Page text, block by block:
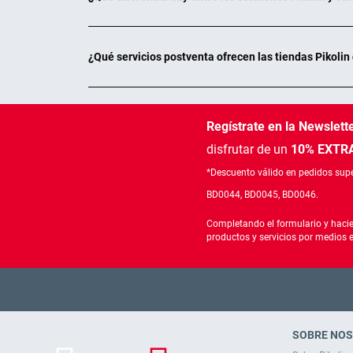
¿Qué servicios postventa ofrecen las tiendas
Regístrate en la
disfrutar de un 10%
*Descuento válido en pedidos
BD0044, BD0045, BD0046.
Completando el formulario y
productos y servicios por medios
SOBRE